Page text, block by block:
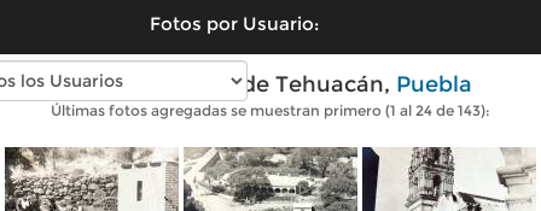
Fotos por Usuario:
Fotos antiguas de Tehuacán, Puebla
Últimas fotos agregadas se muestran primero (1 al 24 de 143):